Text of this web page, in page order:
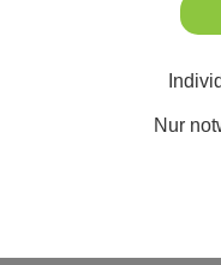
Nur
nach Datum